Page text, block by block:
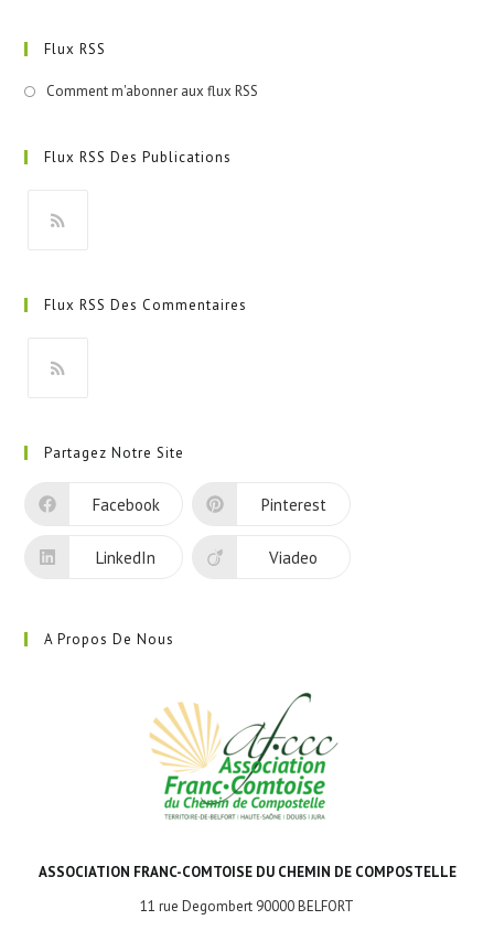
Flux RSS
Comment m'abonner aux flux RSS
Flux RSS Des Publications
un
onglet
Flux RSS Des Commentaires
un
nouvel
Partagez Notre Site
Facebook Pinterest
LinkedIn Viadeo
A Propos De Nous
ASSOCIATION FRANC-COMTOISE DU CHEMIN DE COMPOSTELLE
11 rue Degombert 90000 BELFORT